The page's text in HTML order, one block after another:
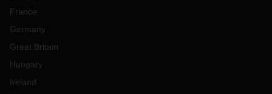
France
Germany
Great Britain
Hungary
Ireland